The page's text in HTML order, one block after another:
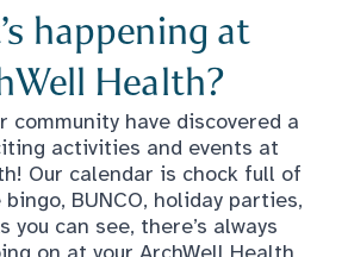
happening at
Health?
community have discovered a
activities and events at
Our calendar is chock full of
BUNCO, holiday parties,
you can see, there’s always